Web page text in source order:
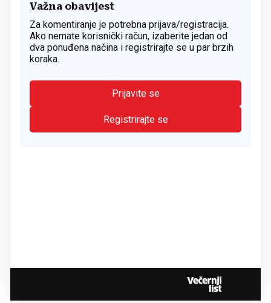
Važna obavijest
Za komentiranje je potrebna prijava/registracija.
Ako nemate korisnički račun, izaberite jedan od
dva ponuđena načina i registrirajte se u par brzih
koraka.
Prijavite se
Registrirajte se